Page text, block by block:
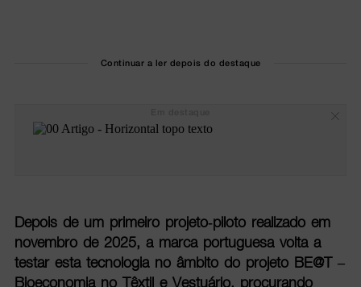
Continuar a ler depois do destaque
Depois de um primeiro projeto-piloto realizado em
novembro de 2025, a marca portuguesa volta a
testar esta tecnologia no âmbito do projeto BE@T –
Bioeconomia no Têxtil e Vestuário, procurando